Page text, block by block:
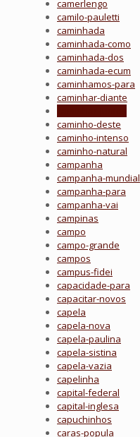
camerlengo
camilo-pauletti
caminhada
caminhada-como
caminhada-dos
caminhada-ecum
caminhamos-para
caminhar-diante
caminho-deste
caminho-intenso
caminho-natural
campanha
campanha-mundial
campanha-para
campanha-vai
campinas
campo
campo-grande
campos
campus-fidei
capacidade-para
capacitar-novos
capela
capela-nova
capela-paulina
capela-sistina
capela-vazia
capelinha
capital-federal
capital-inglesa
capuchinhos
caras-popula